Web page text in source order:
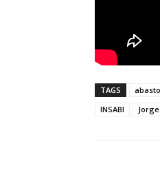
TAGS
INSABI